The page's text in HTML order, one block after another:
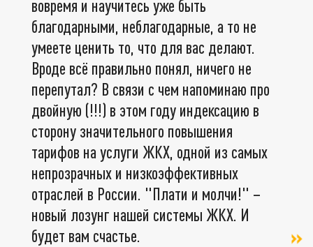
вовремя и научитесь уже быть
благодарными, неблагодарные, а то не
умеете ценить то, что для вас делают.
Вроде всё правильно понял, ничего не
перепутал? В связи с чем напоминаю про
двойную (!!!) в этом году индексацию в
сторону значительного повышения
тарифов на услуги ЖКХ, одной из самых
непрозрачных и низкоэффективных
отраслей в России. "Плати и молчи!" –
новый лозунг нашей системы ЖКХ. И
будет вам счастье.